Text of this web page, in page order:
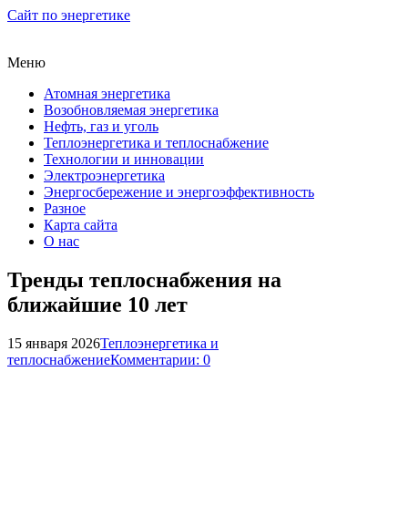
Сайт по энергетике
Меню
Атомная энергетика
Возобновляемая энергетика
Нефть, газ и уголь
Теплоэнергетика и теплоснабжение
Технологии и инновации
Электроэнергетика
Энергосбережение и энергоэффективность
Разное
Карта сайта
О нас
Тренды теплоснабжения на
ближайшие 10 лет
15 января 2026Теплоэнергетика и
теплоснабжениеКомментарии: 0